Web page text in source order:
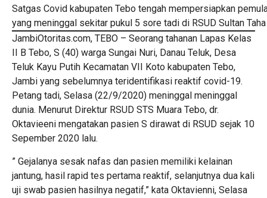
Satgas Covid kabupaten Tebo tengah mempersiapkan
yang meninggal sekitar pukul 5 sore tadi di RSUD Sultan
JambiOtoritas.com, TEBO – Seorang tahanan Lapas Kelas
II B Tebo, S (40) warga Sungai Nuri, Danau Teluk, Desa
Teluk Kayu Putih Kecamatan VII Koto kabupaten Tebo,
Jambi yang sebelumnya teridentifikasi reaktif covid-19.
Petang tadi, Selasa (22/9/2020) meninggal meninggal
dunia. Menurut Direktur RSUD STS Muara Tebo, dr.
Oktavieeni mengatakan pasien S dirawat di RSUD sejak 10
Sepember 2020 lalu.
” Gejalanya sesak nafas dan pasien memiliki kelainan
jantung, hasil rapid tes pertama reaktif, selanjutnya dua kali
uji swab pasien hasilnya negatif,” kata Oktavienni, Selasa